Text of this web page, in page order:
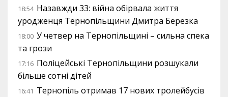
18:54 Назавжди 33: війна обірвала життя
уродженця Тернопільщини Дмитра Березка
18:00 У четвер на Тернопільщині – сильна спека
та грози
17:16 Поліцейські Тернопільщини розшукали
більше сотні дітей
16:41 Тернопіль отримав 17 нових тролейбусів